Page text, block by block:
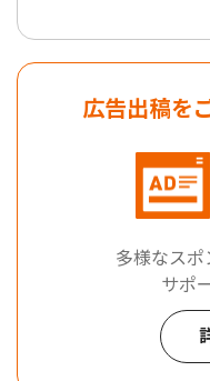
広告出稿を
多様なスポ
サポ